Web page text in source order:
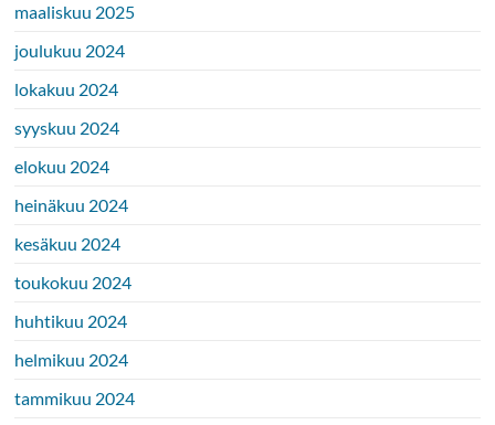
maaliskuu 2025
joulukuu 2024
lokakuu 2024
syyskuu 2024
elokuu 2024
heinäkuu 2024
kesäkuu 2024
toukokuu 2024
huhtikuu 2024
helmikuu 2024
tammikuu 2024